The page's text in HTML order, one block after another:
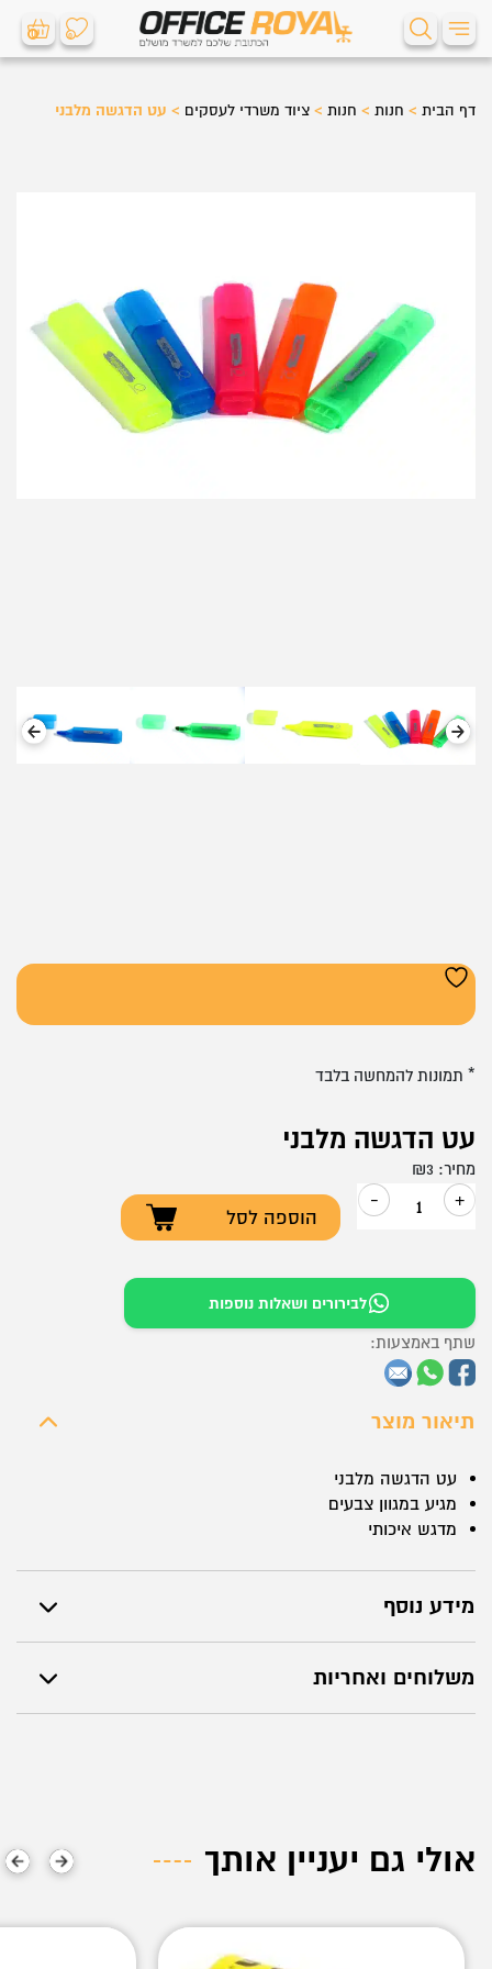
0 0
דף הבית > חנות > חנות > ציוד משרדי לעסקים > עט הדגשה מלבני
עט הדגשה מלבני
מחיר: ₪3
+
כמות
הדגשה
מלבני
-
הוספה לסל
לבירורים ושאלות נוספות
תיאור מוצר
עט הדגשה מלבני
מגיע במגוון צבעים
מדגש איכותי
מידע נוסף
משלוחים ואחריות
שתף באמצעות:
* תמונות להמחשה בלבד
אולי גם יעניין אותך